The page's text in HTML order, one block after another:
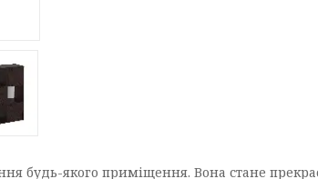
будь-якого приміщення. Вона стане